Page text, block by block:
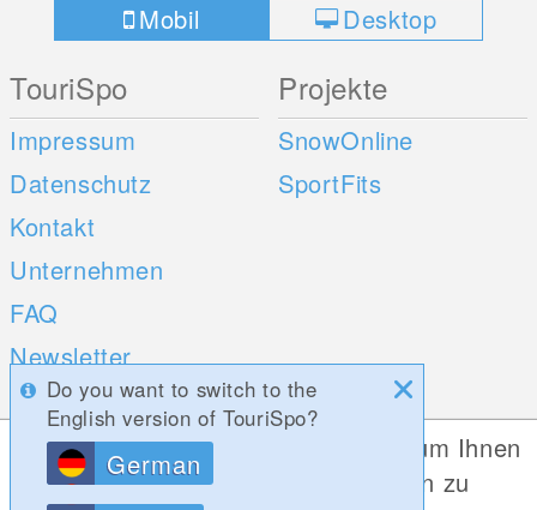
Mobil Desktop
TouriSpo
Impressum
Datenschutz
Kontakt
Unternehmen
FAQ
Newsletter
Umfragen
Projekte
SnowOnline
SportFits
Mobile Apps Social Web
Do you want to switch to the
English version of TouriSpo?
German
Diese Website verwendet Cookies, um Ihnen
die bestmögliche Funktionalität bieten zu